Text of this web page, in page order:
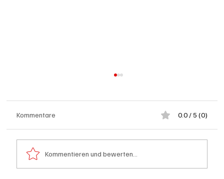
Kommentare 0.0 / 5 (0)
Kommentieren und bewerten...